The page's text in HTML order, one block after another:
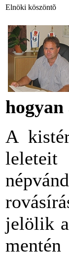
Elnöki köszöntõ
A
jelölik